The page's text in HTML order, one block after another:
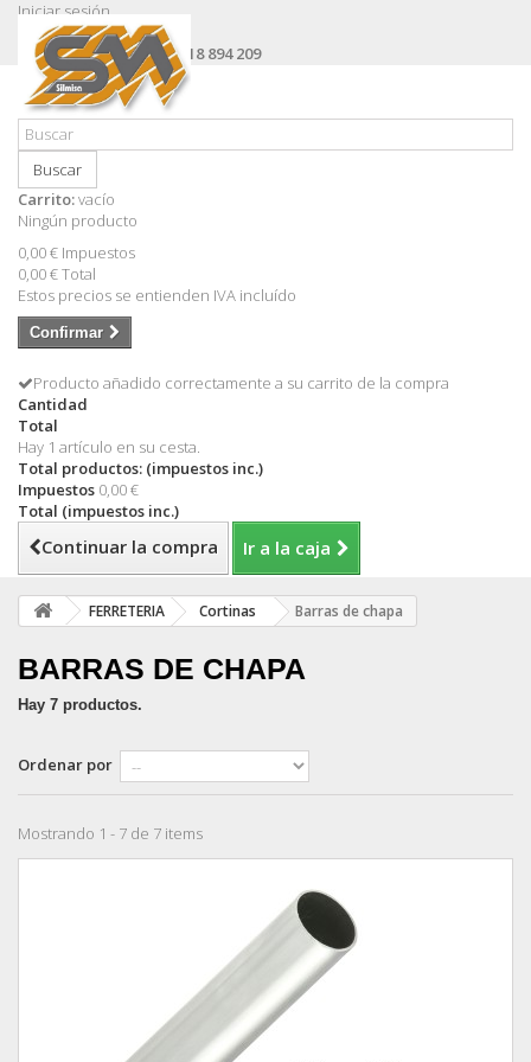
Iniciar sesión
Contacte con nosotros
Llámanos ahora:+34 618 894 209
Buscar
Carrito:vacío
Ningún producto
0,00 € Impuestos
0,00 €Total
Estos precios se entienden IVA incluído
Confirmar
Producto añadido correctamente a su carrito de la compra
Cantidad
Total
Hay 1 artículo en su cesta.
Total productos: (impuestos inc.)
Impuestos 0,00 €
Total (impuestos inc.)
Continuar la compra Ir a la caja
FERRETERIA Cortinas Barras de chapa
BARRAS DE CHAPA
Hay 7 productos.
Ordenar por
Mostrando 1 - 7 de 7 items